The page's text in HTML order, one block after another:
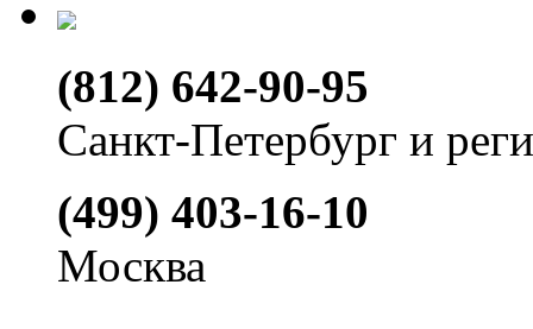
(812) 642-90-95
Санкт-Петербург и
(499) 403-16-10
Москва